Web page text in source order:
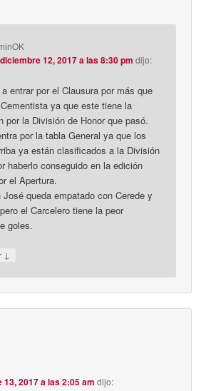
diciembre 12, 2017 a las 8:30 pm dijo:
entrar por el Clausura por más que
ya que este tiene la
por la División de Honor que pasó.
por la tabla General ya que los
ya están clasificados a la División
haberlo conseguido en la edición
el Apertura.
José queda empatado con Cerede y
el Carcelero tiene la peor
goles.
↓
13, 2017 a las 2:05 am dijo: